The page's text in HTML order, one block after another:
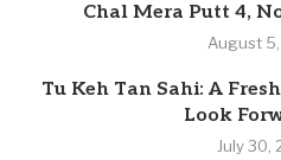
Chal Mera Putt 4,
August
Tu Keh Tan Sahi: A
Look
July 30,